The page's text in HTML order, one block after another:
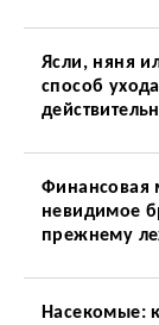
Ясли, няня
способ
Финансовая
невидимое
прежнему
Насекомые: